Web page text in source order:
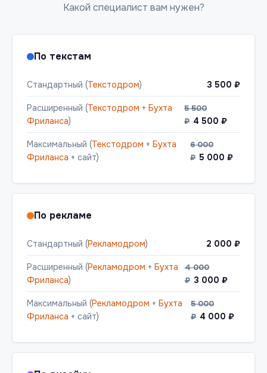
Какой специалист вам нужен?
По текстам
Стандартный (Текстодром) 3 500 ₽
Расширенный (Текстодром + Бухта
Фриланса)
5 500
₽ 4 500 ₽
Максимальный (Текстодром + Бухта
Фриланса + сайт)
6 000
₽ 5 000 ₽
По рекламе
Стандартный (Рекламодром) 2 000 ₽
Расширенный (Рекламодром + Бухта
Фриланса)
4 000
₽ 3 000 ₽
Максимальный (Рекламодром + Бухта
Фриланса + сайт)
5 000
₽ 4 000 ₽